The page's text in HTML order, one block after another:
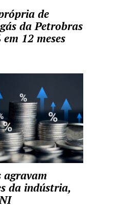
de
da Petrobras
em 12 meses
agravam
da indústria,